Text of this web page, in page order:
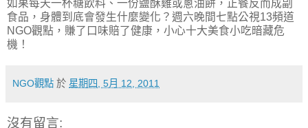
如果每天一杯糖飲料、一份鹽酥雞或蔥油餅，正餐反而成副
食品，身體到底會發生什麼變化？週六晚間七點公視13頻道
NGO觀點，賺了口味賠了健康，小心十大美食小吃暗藏危
機！
NGO觀點 於 星期四, 5月 12, 2011
沒有留言: